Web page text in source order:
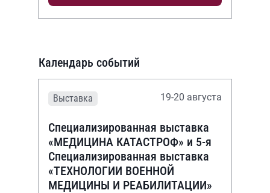
Календарь событий
Выставка 19-20 августа
Специализированная выставка
«МЕДИЦИНА КАТАСТРОФ» и 5-я
Специализированная выставка
«ТЕХНОЛОГИИ ВОЕННОЙ
МЕДИЦИНЫ И РЕАБИЛИТАЦИИ»